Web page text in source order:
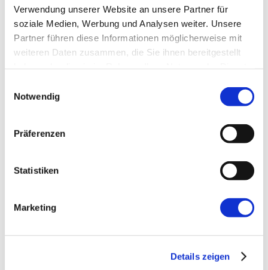
Verwendung unserer Website an unsere Partner für
soziale Medien, Werbung und Analysen weiter. Unsere
Partner führen diese Informationen möglicherweise mit
weiteren Daten zusammen, die Sie ihnen bereitgestellt
Notwendig
Präferenzen
Statistiken
Marketing
Details zeigen
Februar 2025
Januar 2025
September 2024